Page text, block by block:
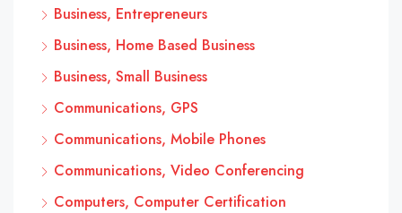
Business, Entrepreneurs
Business, Home Based Business
Business, Small Business
Communications, GPS
Communications, Mobile Phones
Communications, Video Conferencing
Computers, Computer Certification